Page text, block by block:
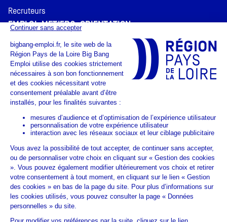
Recruteurs
EMPLOI, MÉTIERS, ORIENTATION
Galaxie de l'emploi
Exploration des métiers
LIENS UTILES
Horaires & Accès
Accessibilité
ESPACE PARTENAIRES
Nos partenaires
Devenir partenaire